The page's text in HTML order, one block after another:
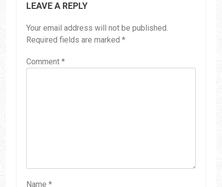
LEAVE A REPLY
Your email address will not be published.
Required fields are marked *
Comment *
Name *